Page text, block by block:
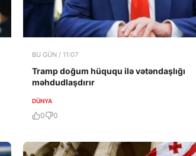
BU GÜN / 11:07
Tramp doğum hüququ ilə vətəndaşlığı
məhdudlaşdırır
DÜNYA
0 0